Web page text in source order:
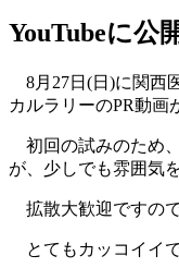
更
日
時
YouTubeに公
8月27日(日)に関西
カルラリーのPR動画
初回の試みのため
が、少しでも雰囲気
拡散大歓迎ですの
とてもカッコイイで